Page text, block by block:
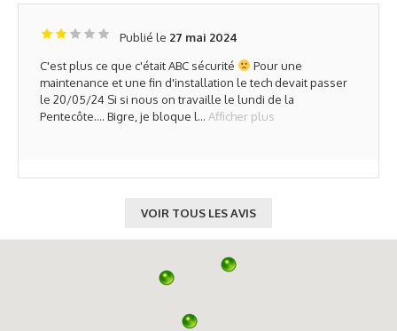
Publié le 27 mai 2024
C'est plus ce que c'était ABC sécurité
Pour une
maintenance et une fin d'installation le tech devait passer
le 20/05/24 Si si nous on travaille le lundi de la
Pentecôte.... Bigre, je bloque l... Afficher plus
VOIR TOUS LES AVIS